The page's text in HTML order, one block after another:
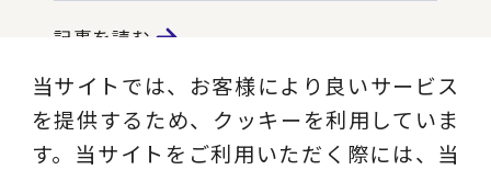
記事を読む
Instagram
当サイトでは、お客様により良いサービス
を提供するため、クッキーを利用していま
す。当サイトをご利用いただく際には、当